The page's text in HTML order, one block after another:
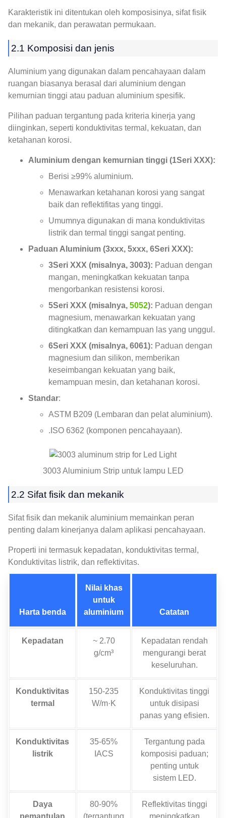
Karakteristik ini ditentukan oleh komposisinya, sifat fisik
dan mekanik, dan perawatan permukaan.
2.1 Komposisi dan jenis
Aluminium yang digunakan dalam pencahayaan dalam
ruangan biasanya berasal dari aluminium dengan
kemurnian tinggi atau paduan aluminium spesifik.
Pilihan paduan tergantung pada kriteria kinerja yang
diinginkan, seperti konduktivitas termal, kekuatan, dan
ketahanan korosi.
Aluminium dengan kemurnian tinggi (1Seri XXX):
Berisi ≥99% aluminium.
Menawarkan ketahanan korosi yang sangat
baik dan reflektifitas yang tinggi.
Umumnya digunakan di mana konduktivitas
listrik dan termal tinggi sangat penting.
Paduan Aluminium (3xxx, 5xxx, 6Seri XXX):
3Seri XXX (misalnya, 3003): Paduan dengan
mangan, meningkatkan kekuatan tanpa
mengorbankan resistensi korosi.
5Seri XXX (misalnya, 5052): Paduan dengan
magnesium, menawarkan kekuatan yang
ditingkatkan dan kemampuan las yang unggul.
6Seri XXX (misalnya, 6061): Paduan dengan
magnesium dan silikon, memberikan
keseimbangan kekuatan yang baik,
kemampuan mesin, dan ketahanan korosi.
Standar:
ASTM B209 (Lembaran dan pelat aluminium).
.ISO 6362 (komponen pencahayaan).
3003 Aluminium Strip untuk lampu LED
2.2 Sifat fisik dan mekanik
Sifat fisik dan mekanik aluminium memainkan peran
penting dalam kinerjanya dalam aplikasi pencahayaan.
Properti ini termasuk kepadatan, konduktivitas termal,
Konduktivitas listrik, dan reflektivitas.
Harta benda
Nilai khas
untuk
aluminium
Catatan
Kepadatan
~ 2.70
g/cm³
Kepadatan rendah
mengurangi berat
keseluruhan.
Konduktivitas
termal
150-235
W/m·K
Konduktivitas tinggi
untuk disipasi
panas yang efisien.
Konduktivitas
listrik
35-65%
IACS
Tergantung pada
komposisi paduan;
penting untuk
sistem LED.
Daya
80-90%
Reflektivitas tinggi